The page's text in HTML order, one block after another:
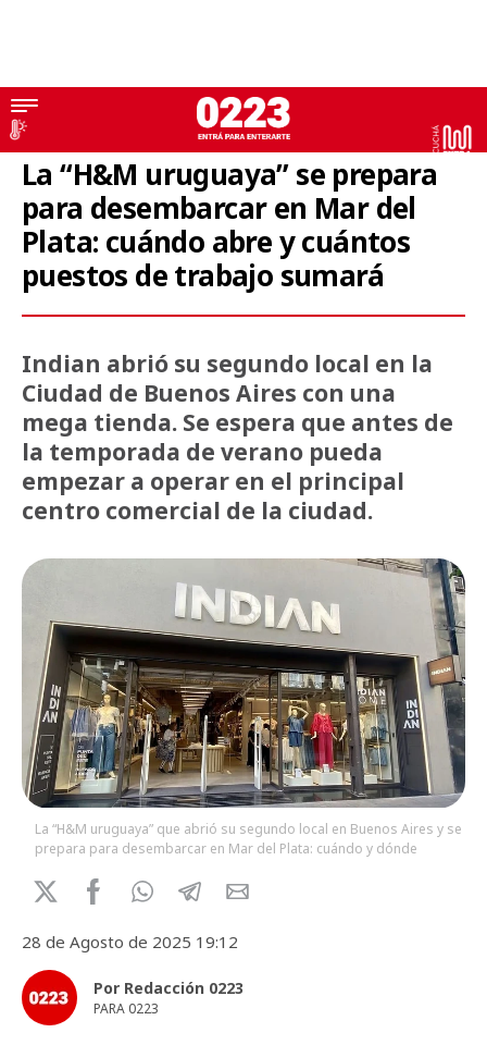
Industria textil
La “H&M uruguaya” se prepara
para desembarcar en Mar del
Plata: cuándo abre y cuántos
puestos de trabajo sumará
Indian abrió su segundo local en la
Ciudad de Buenos Aires con una
mega tienda. Se espera que antes de
la temporada de verano pueda
empezar a operar en el principal
centro comercial de la ciudad.
La “H&M uruguaya” que abrió su segundo local en Buenos Aires y se
prepara para desembarcar en Mar del Plata: cuándo y dónde
28 de Agosto de 2025 19:12
Por Redacción 0223
PARA 0223